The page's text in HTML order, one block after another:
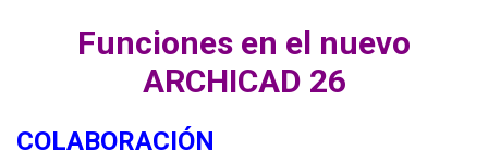
Funciones en el nuevo
ARCHICAD 26
COLABORACIÓN